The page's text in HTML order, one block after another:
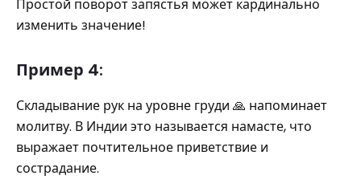
Простой поворот запястья может кардинально
изменить значение!
Пример 4:
Складывание рук на уровне груди 🙏 напоминает
молитву. В Индии это называется намасте, что
выражает почтительное приветствие и
сострадание.